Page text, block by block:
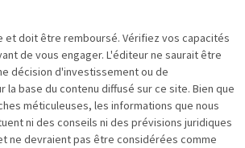
et doit être remboursé. Vérifiez vos capacités
de vous engager. L'éditeur ne saurait être
décision d'investissement ou de
la base du contenu diffusé sur ce site. Bien que
méticuleuses, les informations que nous
ni des conseils ni des prévisions juridiques
ne devraient pas être considérées comme